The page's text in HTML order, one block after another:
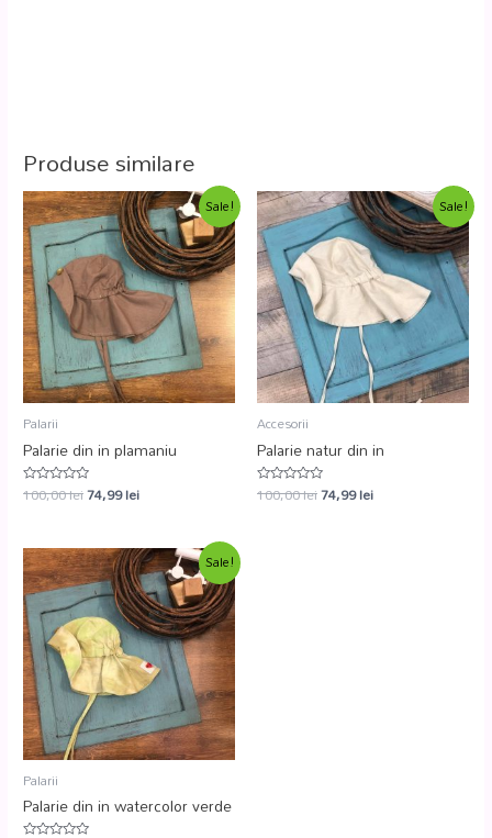
Produse similare
Sale!
Palarii
Palarie din in plamaniu
Evaluat
la
100,00lei74,99lei
Sale!
Accesorii
Palarie natur din in
Evaluat
la
100,00lei74,99lei
Sale!
Palarii
Palarie din in watercolor verde